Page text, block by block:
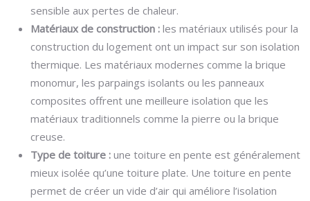
sensible aux pertes de chaleur.
Matériaux de construction : les matériaux utilisés pour la
construction du logement ont un impact sur son isolation
thermique. Les matériaux modernes comme la brique
monomur, les parpaings isolants ou les panneaux
composites offrent une meilleure isolation que les
matériaux traditionnels comme la pierre ou la brique
creuse.
Type de toiture : une toiture en pente est généralement
mieux isolée qu’une toiture plate. Une toiture en pente
permet de créer un vide d’air qui améliore l’isolation